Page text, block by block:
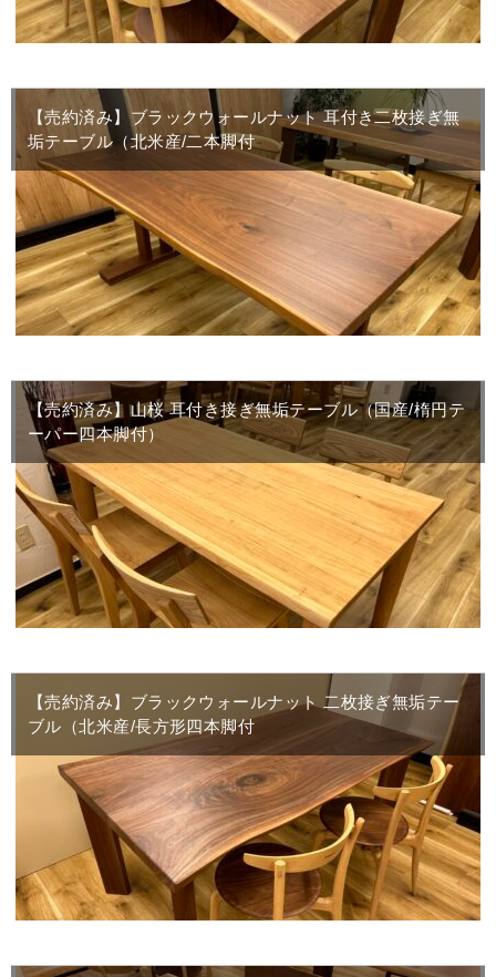
【売約済み】ブラックウォールナット 耳付き二枚接ぎ無
垢テーブル（北米産/二本脚付
【売約済み】山桜 耳付き接ぎ無垢テーブル（国産/楕円テ
ーパー四本脚付）
【売約済み】ブラックウォールナット 二枚接ぎ無垢テー
ブル（北米産/長方形四本脚付